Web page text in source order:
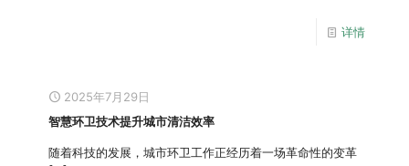
详情
2025年7月29日
智慧环卫技术提升城市清洁效率
随着科技的发展，城市环卫工作正经历着一场革命性的变革